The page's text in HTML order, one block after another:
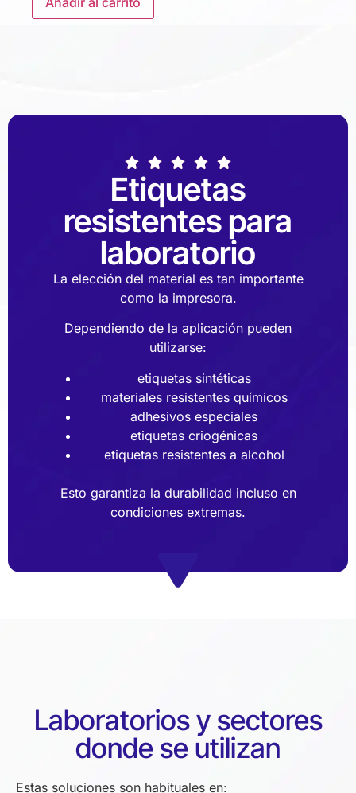
Etiquetas
resistentes para
laboratorio
La elección del material es tan importante
como la impresora.
Dependiendo de la aplicación pueden
utilizarse:
etiquetas sintéticas
materiales resistentes químicos
adhesivos especiales
etiquetas criogénicas
etiquetas resistentes a alcohol
Esto garantiza la durabilidad incluso en
condiciones extremas.
Laboratorios y sectores
donde se utilizan
Estas soluciones son habituales en: